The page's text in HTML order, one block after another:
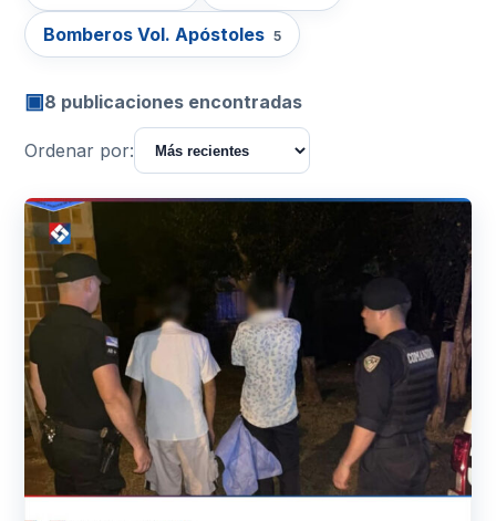
Bomberos Vol. Apóstoles 5
▣8 publicaciones encontradas
Ordenar por: